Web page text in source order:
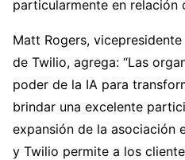
particularmente en relación
Matt Rogers,
de Twilio, agrega: “Las
poder de la IA para
brindar una excelente
expansión de la asociación
y Twilio permite a los